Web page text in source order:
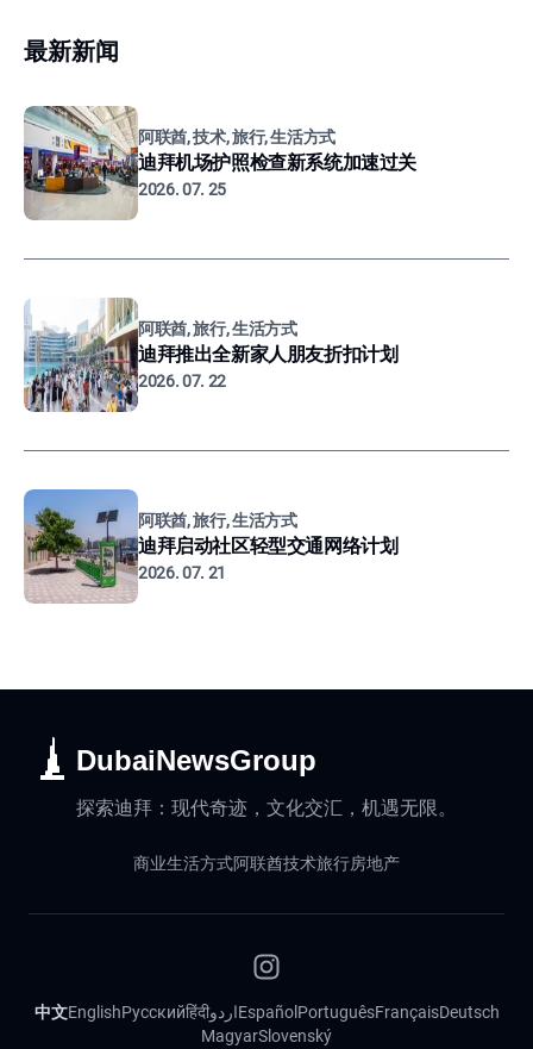
最新新闻
阿联酋, 技术, 旅行, 生活方式
迪拜机场护照检查新系统加速过关
2026. 07. 25
阿联酋, 旅行, 生活方式
迪拜推出全新家人朋友折扣计划
2026. 07. 22
阿联酋, 旅行, 生活方式
迪拜启动社区轻型交通网络计划
2026. 07. 21
DubaiNewsGroup
探索迪拜：现代奇迹，文化交汇，机遇无限。
商业生活方式阿联酋技术旅行房地产
中文EnglishРусскийहिंदीاردوEspañol PortuguêsFrançaisDeutsch
MagyarSlovenský